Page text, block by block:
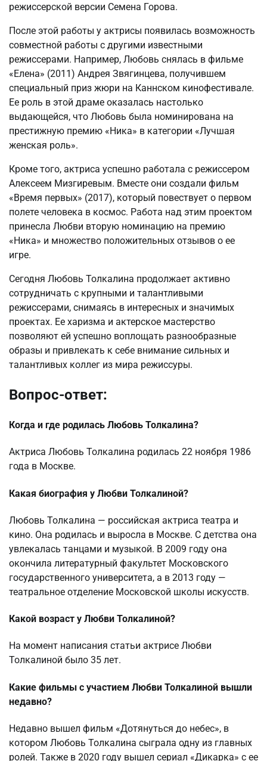
режиссерской версии Семена Горова.
После этой работы у актрисы появилась возможность
совместной работы с другими известными
режиссерами. Например, Любовь снялась в фильме
«Елена» (2011) Андрея Звягинцева, получившем
специальный приз жюри на Каннском кинофестивале.
Ее роль в этой драме оказалась настолько
выдающейся, что Любовь была номинирована на
престижную премию «Ника» в категории «Лучшая
женская роль».
Кроме того, актриса успешно работала с режиссером
Алексеем Мизгиревым. Вместе они создали фильм
«Время первых» (2017), который повествует о первом
полете человека в космос. Работа над этим проектом
принесла Любви вторую номинацию на премию
«Ника» и множество положительных отзывов о ее
игре.
Сегодня Любовь Толкалина продолжает активно
сотрудничать с крупными и талантливыми
режиссерами, снимаясь в интересных и значимых
проектах. Ее харизма и актерское мастерство
позволяют ей успешно воплощать разнообразные
образы и привлекать к себе внимание сильных и
талантливых коллег из мира режиссуры.
Вопрос-ответ:
Когда и где родилась Любовь Толкалина?
Актриса Любовь Толкалина родилась 22 ноября 1986
года в Москве.
Какая биография у Любви Толкалиной?
Любовь Толкалина — российская актриса театра и
кино. Она родилась и выросла в Москве. С детства она
увлекалась танцами и музыкой. В 2009 году она
окончила литературный факультет Московского
государственного университета, а в 2013 году —
театральное отделение Московской школы искусств.
Какой возраст у Любви Толкалиной?
На момент написания статьи актрисе Любви
Толкалиной было 35 лет.
Какие фильмы с участием Любви Толкалиной вышли
недавно?
Недавно вышел фильм «Дотянуться до небес», в
котором Любовь Толкалина сыграла одну из главных
ролей. Также в 2020 году вышел сериал «Дикарка» с ее